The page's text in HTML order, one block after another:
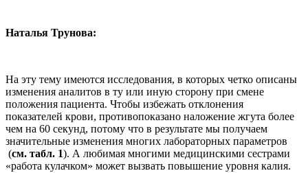
Наталья Трунова:
На эту тему имеются исследования, в которых четко описаны
изменения аналитов в ту или иную сторону при смене
положения пациента. Чтобы избежать отклонения
показателей крови, противопоказано наложение жгута более
чем на 60 секунд, потому что в результате мы получаем
значительные изменения многих лабораторных параметров
(см. табл. 1). А любимая многими медицинскими сестрами
«работа кулачком» может вызвать повышение уровня калия.